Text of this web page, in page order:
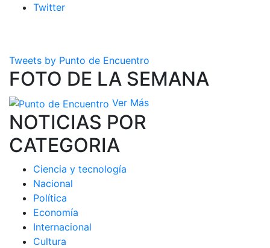
Twitter
Tweets by Punto de Encuentro
FOTO DE LA SEMANA
Ver Más
NOTICIAS POR
CATEGORIA
Ciencia y tecnología
Nacional
Política
Economía
Internacional
Cultura